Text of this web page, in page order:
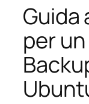
Guida
per